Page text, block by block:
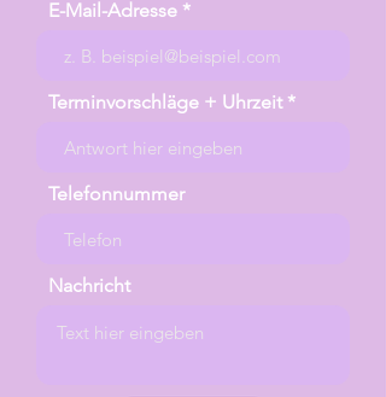
E-Mail-Adresse
Terminvorschläge + Uhrzeit
Telefonnummer
Nachricht